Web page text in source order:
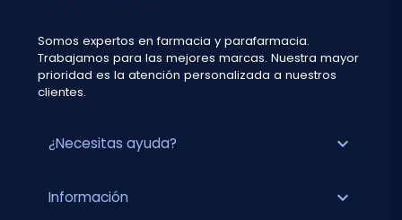
Somos expertos en farmacia y parafarmacia.
Trabajamos para las mejores marcas. Nuestra mayor
prioridad es la atención personalizada a nuestros
clientes.
¿Necesitas ayuda? expand_more
Información expand_more